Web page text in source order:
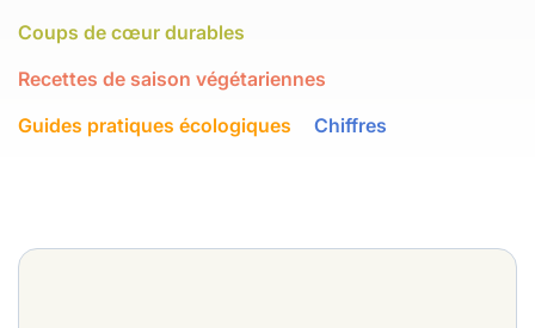
Coups de cœur durables
Recettes de saison végétariennes
Guides pratiques écologiques
Chiffres